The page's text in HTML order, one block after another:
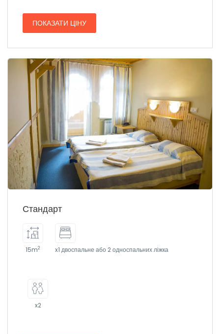
ПОКАЗАТИ ЦІНУ
Стандарт
15m2 x1 двоспальне або 2 односпальних ліжка
x2